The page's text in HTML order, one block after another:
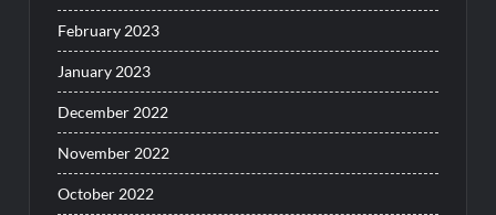
February 2023
January 2023
December 2022
November 2022
October 2022